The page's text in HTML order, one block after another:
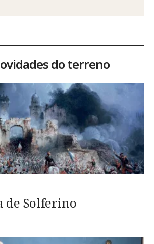
do terreno
de Solferino